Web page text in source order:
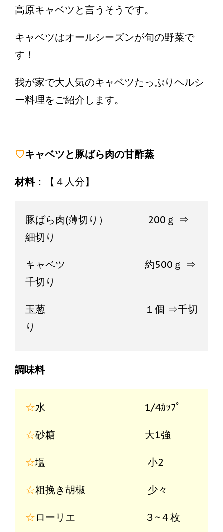
高原キャベツと言うそうです。
キャベツはオールシーズンが旬の野菜で
す！
我が家で大人気のキャベツたっぷりヘルシ
ー料理をご紹介します。
♡キャベツと豚ばら肉の甘酢蒸
材料：【４人分】
豚ばら肉(薄切り） 200ｇ ⇒
細切り
キャベツ 約500ｇ ⇒
千切り
玉葱 １個 ⇒千切
り
調味料
☆水 1/4ｶｯﾌﾟ
☆砂糖 大1強
☆塩 小2
☆粗挽き胡椒 少々
☆ローリエ ３~４枚